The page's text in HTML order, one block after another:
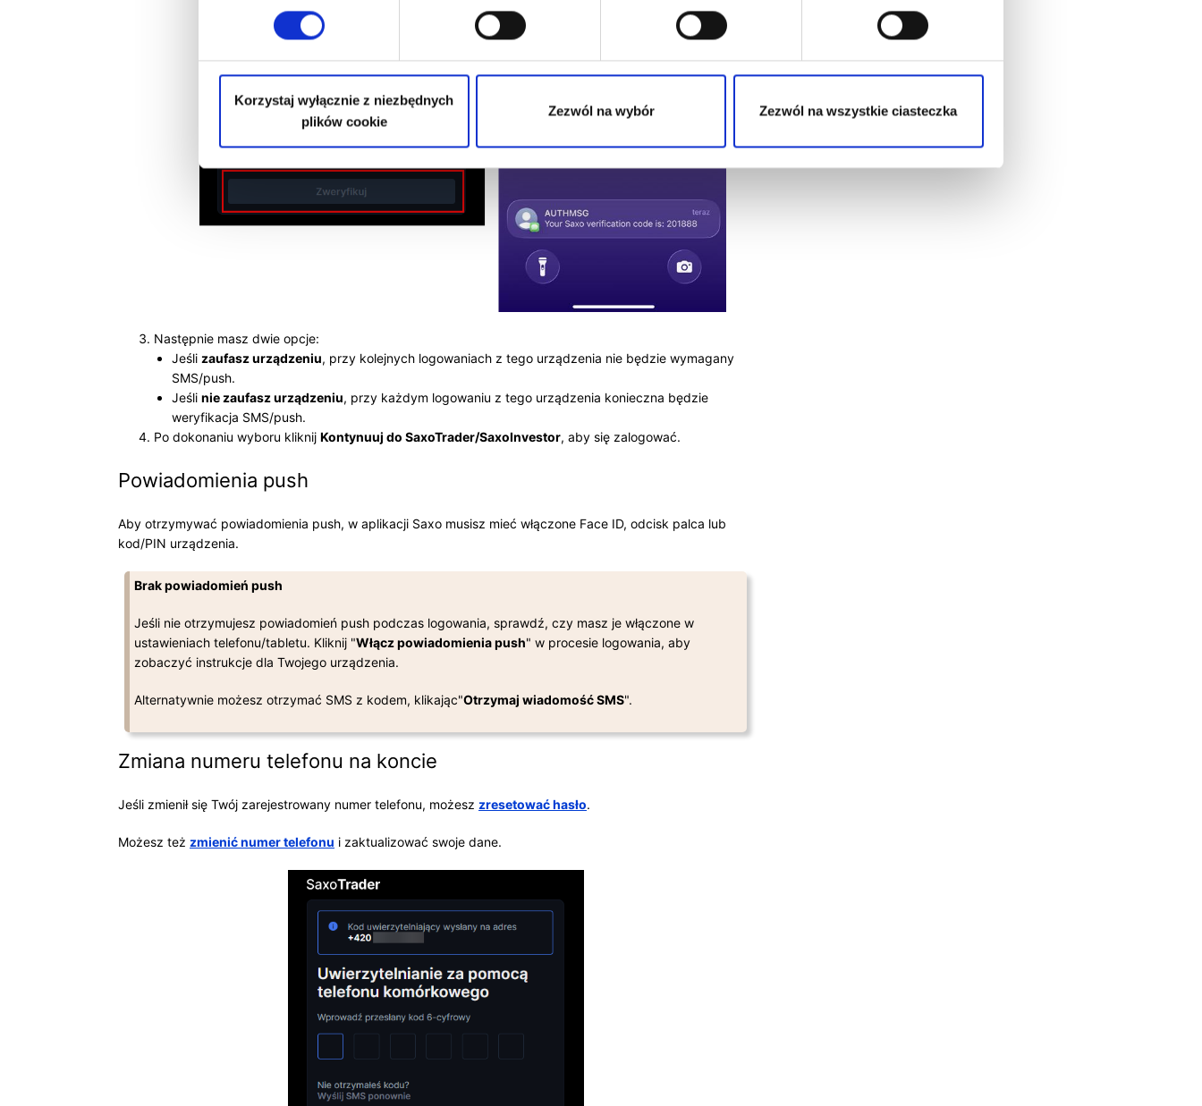
Korzystaj wyłącznie z niezbędnych
plików cookie
Zezwól na wybór Zezwól na wszystkie ciasteczka
Następnie masz dwie opcje:
Jeśli zaufasz urządzeniu, przy kolejnych logowaniach z tego urządzenia nie będzie wymagany
SMS/push.
Jeśli nie zaufasz urządzeniu, przy każdym logowaniu z tego urządzenia konieczna będzie
weryfikacja SMS/push.
Po dokonaniu wyboru kliknij Kontynuuj do SaxoTrader/SaxoInvestor, aby się zalogować.
Powiadomienia push
Aby otrzymywać powiadomienia push, w aplikacji Saxo musisz mieć włączone Face ID, odcisk palca lub
kod/PIN urządzenia.
Brak powiadomień push
Jeśli nie otrzymujesz powiadomień push podczas logowania, sprawdź, czy masz je włączone w
ustawieniach telefonu/tabletu. Kliknij "Włącz powiadomienia push" w procesie logowania, aby
zobaczyć instrukcje dla Twojego urządzenia.
Alternatywnie możesz otrzymać SMS z kodem, klikając"Otrzymaj wiadomość SMS".
Zmiana numeru telefonu na koncie
Jeśli zmienił się Twój zarejestrowany numer telefonu, możesz zresetować hasło.
Możesz też zmienić numer telefonu i zaktualizować swoje dane.